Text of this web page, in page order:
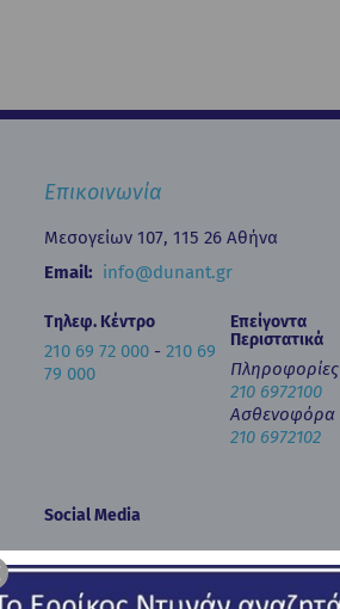
Επικοινωνία
Μεσογείων 107, 115 26 Αθήνα
Email: info@dunant.gr
Τηλεφ. Κέντρο
210 69 72 000 - 210 69
79 000
Επείγοντα
Περιστατικά
Πληροφορίες
210 6972100
Ασθενοφόρα
210 6972102
Social Media